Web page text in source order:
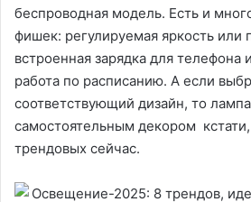
беспроводная модель. Есть и
фишек: регулируемая яркость или
встроенная зарядка для телефона
работа по расписанию. А если
соответствующий дизайн, то
самостоятельным декором
трендовых сейчас.